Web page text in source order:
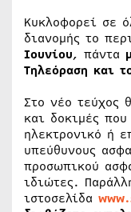
Κυκλοφορεί σε
διανομής το
Ιουνίου, πάντα
Τηλεόραση και
Στο νέο τεύχος
και δοκιμές
ηλεκτρονικό ή
υπεύθυνους
προσωπικού
ιδιώτες.
ιστοσελίδα